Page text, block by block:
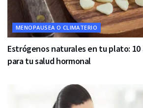
MENOPAUSEA O CLIMATERIO
Estrógenos naturales en tu plato:
para tu salud hormonal